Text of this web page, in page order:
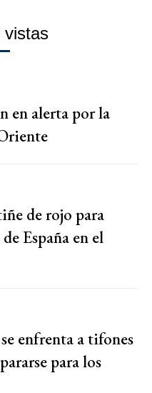
vistas
en alerta por la
de rojo para
España en el
enfrenta a tifones
para los